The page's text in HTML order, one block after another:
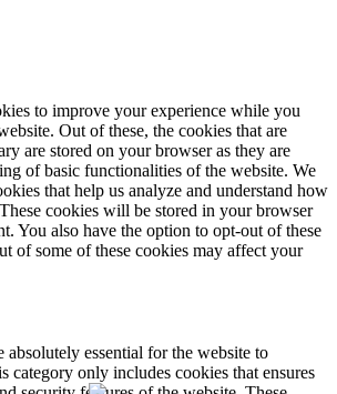
to improve your experience while you
Out of these, the cookies that are
are stored on your browser as they are
of basic functionalities of the website. We
that help us analyze and understand how
cookies will be stored in your browser
You also have the option to opt-out of these
of some of these cookies may affect your
absolutely essential for the website to
category only includes cookies that ensures